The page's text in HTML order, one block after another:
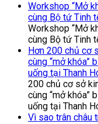
Workshop “Mở
cùng Bộ tứ Tinh
Workshop “Mở
cùng Bộ tứ Tinh
Hơn 200 chủ cơ
cùng “mở khóa”
uống tại Thanh
200 chủ cơ sở
cùng “mở khóa”
uống tại Thanh
Vì sao trân châu